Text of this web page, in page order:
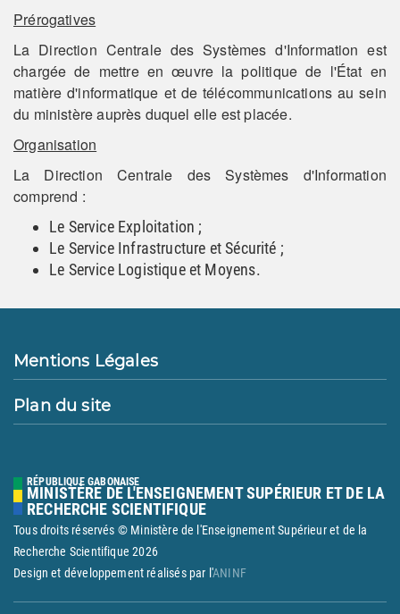
Prérogatives
La Direction Centrale des Systèmes d'Information est
chargée de mettre en œuvre la politique de l'État en
matière d'informatique et de télécommunications au sein
du ministère auprès duquel elle est placée.
Organisation
La Direction Centrale des Systèmes d'Information
comprend :
Le Service Exploitation ;
Le Service Infrastructure et Sécurité ;
Le Service Logistique et Moyens.
Mentions Légales
Plan du site
RÉPUBLIQUE GABONAISE
MINISTÈRE DE L'ENSEIGNEMENT SUPÉRIEUR ET DE LA
RECHERCHE SCIENTIFIQUE
Tous droits réservés © Ministère de l'Enseignement Supérieur et de la
Recherche Scientifique2026
Design et développement réalisés par l'ANINF